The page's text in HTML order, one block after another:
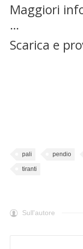
Maggiori
…
Scarica e
pali pendio
tiranti
Sull'autore